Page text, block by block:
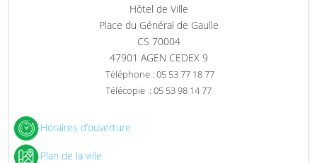
Hôtel de Ville
Place du Général de Gaulle
CS 70004
47901 AGEN CEDEX 9
Téléphone : 05 53 77 18 77
Télécopie : 05 53 98 14 77
Horaires d’ouverture
Plan de la ville